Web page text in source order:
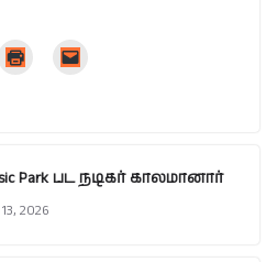
Park பட நடிகர் காலமானார்
2026